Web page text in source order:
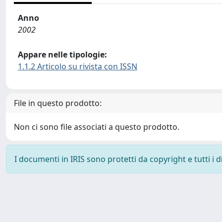
Anno
2002
Appare nelle tipologie:
1.1.2 Articolo su rivista con ISSN
File in questo prodotto:
Non ci sono file associati a questo prodotto.
I documenti in IRIS sono protetti da copyright e tutti i